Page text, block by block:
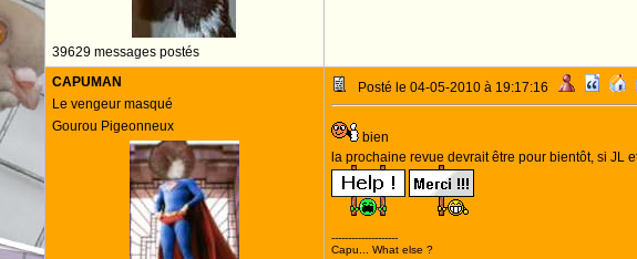
39629 messages postés
CAPUMAN
Le vengeur masqué
Gourou Pigeonneux
Posté le 04-05-2010 à 19:17:16
bien
la prochaine revue devrait être pour bientôt, si JL
--------------------
Capu... What else ?